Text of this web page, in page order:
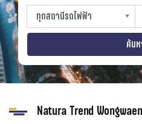
sproperty
ทุกสถานีรถไฟฟ้า
ทุกสถานีรถไฟฟ้า
strain-station
ทุกช่วงราคา
ค้น
Natura Trend